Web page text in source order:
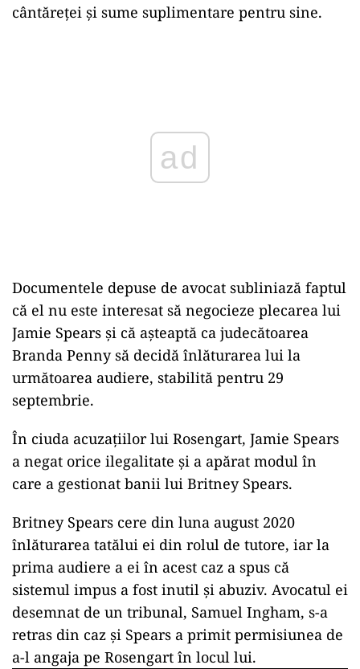
cântăreţei şi sume suplimentare pentru sine.
Documentele depuse de avocat subliniază faptul
că el nu este interesat să negocieze plecarea lui
Jamie Spears şi că aşteaptă ca judecătoarea
Branda Penny să decidă înlăturarea lui la
următoarea audiere, stabilită pentru 29
septembrie.
În ciuda acuzațiilor lui Rosengart, Jamie Spears
a negat orice ilegalitate şi a apărat modul în
care a gestionat banii lui Britney Spears.
Britney Spears cere din luna august 2020
înlăturarea tatălui ei din rolul de tutore, iar la
prima audiere a ei în acest caz a spus că
sistemul impus a fost inutil şi abuziv. Avocatul ei
desemnat de un tribunal, Samuel Ingham, s-a
retras din caz şi Spears a primit permisiunea de
a-l angaja pe Rosengart în locul lui.